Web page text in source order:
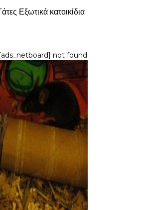
Εξωτικά κατοικίδια
not found
το ποντίκι σας έχει